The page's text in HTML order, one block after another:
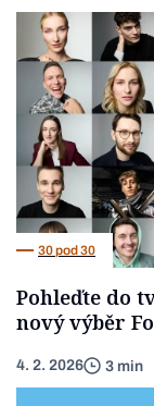
30 pod 30
Pohleďte do
nový výběr
4. 2. 2026 3 min